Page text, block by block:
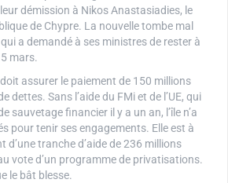
démission à Nikos Anastasiadies, le
de Chypre. La nouvelle tombe mal
a demandé à ses ministres de rester à
mars.
assurer le paiement de 150 millions
dettes. Sans l’aide du FMi et de l’UE, qui
sauvetage financier il y a un an, l’île n’a
pour tenir ses engagements. Elle est à
d’une tranche d’aide de 236 millions
vote d’un programme de privatisations.
le bât blesse.